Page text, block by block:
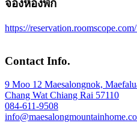
จองห้องพัก
https://
Contact Info.
9 Moo 12 Maesalongnok,
Chang Wat Chiang Rai 57110
084-611-9508